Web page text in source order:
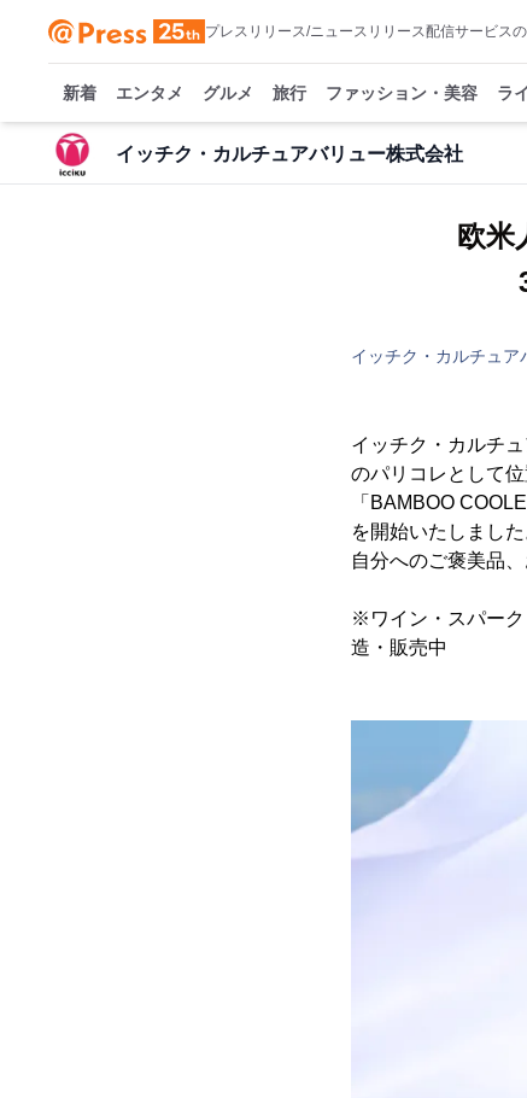
プレスリリース/ニュースリリース配信サービス
新着 エンタメ グルメ 旅行 ファッション・美容 ラ
イッチク・カルチュアバリュー株式会社
欧
イッチク・カルチュア
イッチク・カルチ
のパリコレとして
「BAMBOO
を開始いたしました
自分へのご褒美品
※ワイン・スパーク
造・販売中